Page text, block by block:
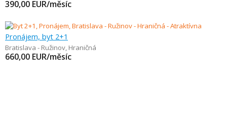
390,00 EUR/měsíc
Pronájem, byt 2+1
Bratislava - Ružinov, Hraničná
660,00 EUR/měsíc